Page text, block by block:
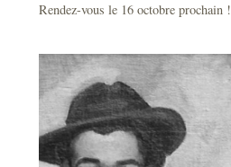
Rendez-vous le 16 octobre prochain !